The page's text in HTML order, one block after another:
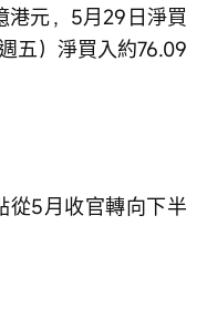
港元，5月29日淨買
五）淨買入約76.09
從5月收官轉向下半